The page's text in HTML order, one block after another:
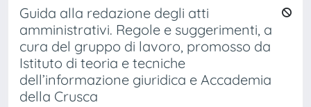
Guida alla redazione degli atti
amministrativi. Regole e suggerimenti, a
cura del gruppo di lavoro, promosso da
Istituto di teoria e tecniche
dell’informazione giuridica e Accademia
della Crusca